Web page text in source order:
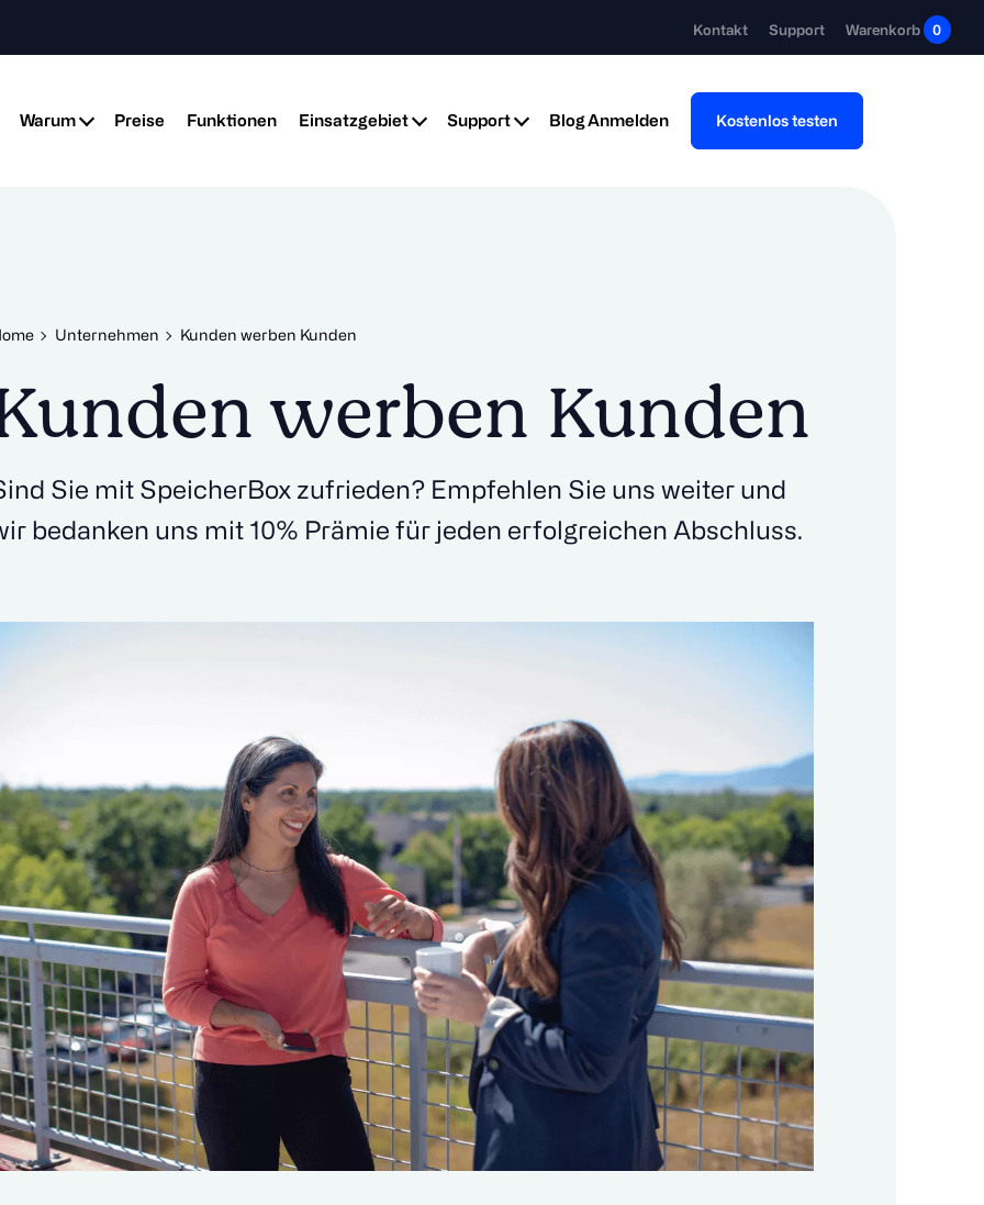
Kontakt Support Warenkorb 0
Warum Preise Funktionen Einsatzgebiet Support BlogAnmelden Kostenlos testen
Unternehmen Kunden werben Kunden
werben Kunden
Sie mit SpeicherBox zufrieden? Empfehlen Sie uns weiter und
bedanken uns mit 10% Prämie für jeden erfolgreichen Abschluss.